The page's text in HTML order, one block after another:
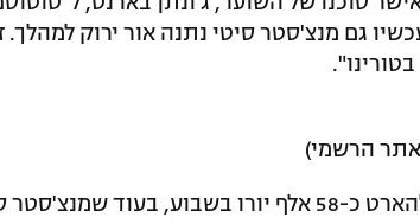
גם מנצ'סטר סיטי נתנה אור ירוק למהלך.
הרשמי)
על פי הפרסומים באיטליה, טורינו תשלם להארט כ-58 אלף יורו בשבוע, בעוד